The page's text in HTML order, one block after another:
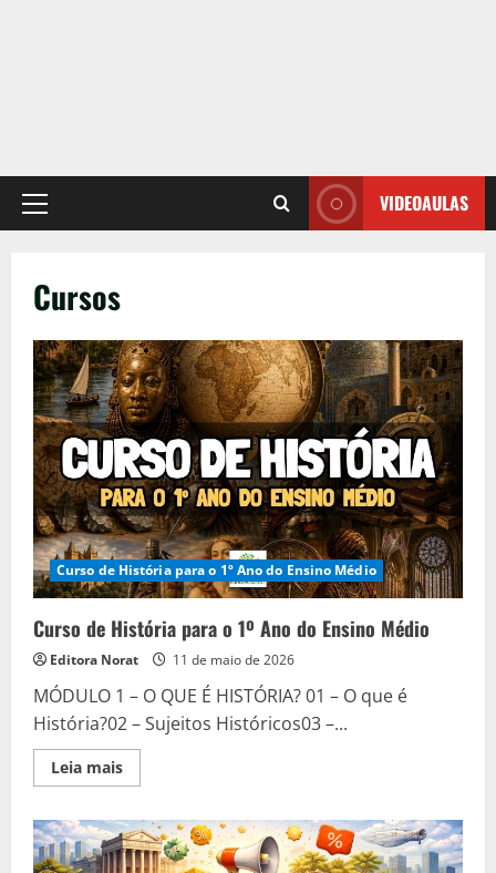
Primary
VIDEOAULAS
Cursos
Curso de História para o 1º Ano do Ensino Médio
Curso de História para o 1º Ano do Ensino Médio
Editora Norat 11 de maio de 2026
MÓDULO 1 – O QUE É HISTÓRIA? 01 – O que é
História?02 – Sujeitos Históricos03 –...
Leia maisRead
more
de
História
para